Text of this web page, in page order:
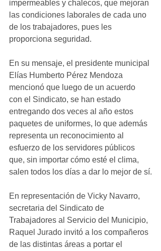
impermeables y chalecos, que mejoran
las condiciones laborales de cada uno
de los trabajadores, pues les
proporciona seguridad.
En su mensaje, el presidente municipal
Elías Humberto Pérez Mendoza
mencionó que luego de un acuerdo
con el Sindicato, se han estado
entregando dos veces al año estos
paquetes de uniformes, lo que además
representa un reconocimiento al
esfuerzo de los servidores públicos
que, sin importar cómo esté el clima,
salen todos los días a dar lo mejor de sí.
En representación de Vicky Navarro,
secretaria del Sindicato de
Trabajadores al Servicio del Municipio,
Raquel Jurado invitó a los compañeros
de las distintas áreas a portar el